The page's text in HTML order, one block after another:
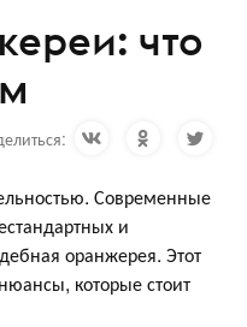
что
Современные
и
оранжерея. Этот
которые стоит